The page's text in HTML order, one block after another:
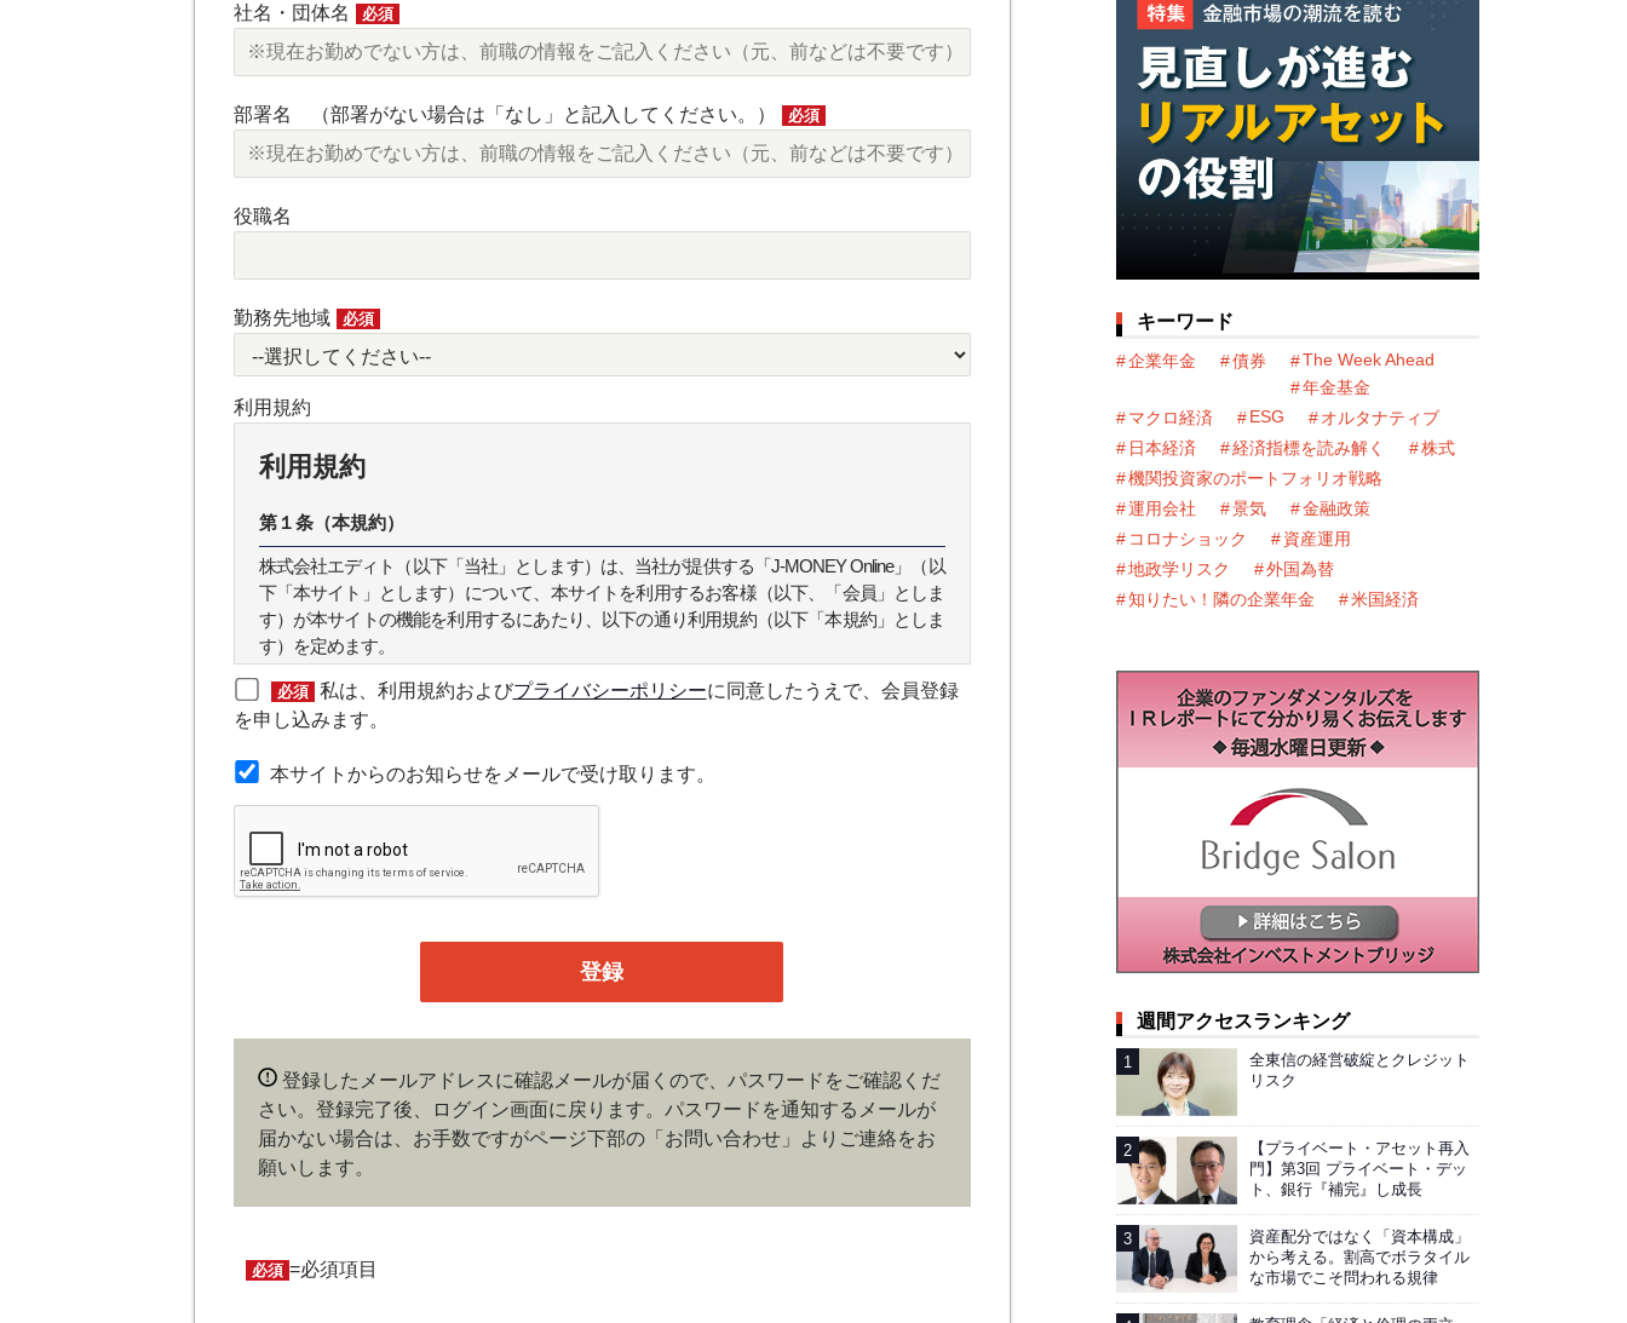
社名・団体名 必須
部署名 （部署がない場合は「なし」と記入してください。） 必須
役職名
勤務先地域 必須
利用規約
利用規約
第１条（本規約）
株式会社エディト（以下「当社」とします）は、当社が提供する「J-MONEY Online」（以
下「本サイト」とします）について、本サイトを利用するお客様（以下、「会員」としま
す）が本サイトの機能を利用するにあたり、以下の通り利用規約（以下「本規約」としま
す）を定めます。
第２条（本規約の範囲）
第３条（会員）
本サイトの会員は、機関投資家や金融機関の役職員、事業会社の経営者・財務担当者、そ
の他金融ビジネスに携わる企業や官公庁、研究機関などの役職員、もしくは専門家のいず
れかに該当していることを条件とし、登録の申し込みを行うには、当社が入会を承諾した
ある場合や本規約に違反するおそれがある場合には、当社は会員登録を拒否もしくは抹消
第４条（ユーザー名とパスワードの管理）
ユーザー名およびパスワードの利用、管理は会員の自己責任において行うものとします。
会員は、ユーザー名およびパスワードの第三者への漏洩、利用許諾、貸与、譲渡、名義変
更、売買、その他の担保に供するなどの行為をしてはならないものとします。ユーザー名
およびパスワードの使用によって生じた損害の責任は、会員が負うものとし、当社は一切
必須 私は、利用規約およびプライバシーポリシーに同意したうえで、会員登録
を申し込みます。
本サイトからのお知らせをメールで受け取ります。
登録したメールアドレスに確認メールが届くので、パスワードをご確認くだ
さい。登録完了後、ログイン画面に戻ります。 パスワードを通知するメールが
届かない場合は、お手数ですがページ下部の「お問い合わせ」よりご連絡をお
願いします。
必須 =必須項目
キーワード
企業年金 債券
The Week Ahead
年金基金
マクロ経済
ESG
オルタナティブ
日本経済
経済指標を読み解く
株式
機関投資家のポートフォリオ戦略
運用会社
景気
金融政策
コロナショック
資産運用
地政学リスク
外国為替
知りたい！隣の企業年金
米国経済
週間アクセスランキング
全東信の経営破綻とクレジット
リスク
【プライベート・アセット再入
門】第3回 プライベート・デッ
ト、銀行『補完』し成長
資産配分ではなく「資本構成」
から考える。割高でボラタイル
な市場でこそ問われる規律